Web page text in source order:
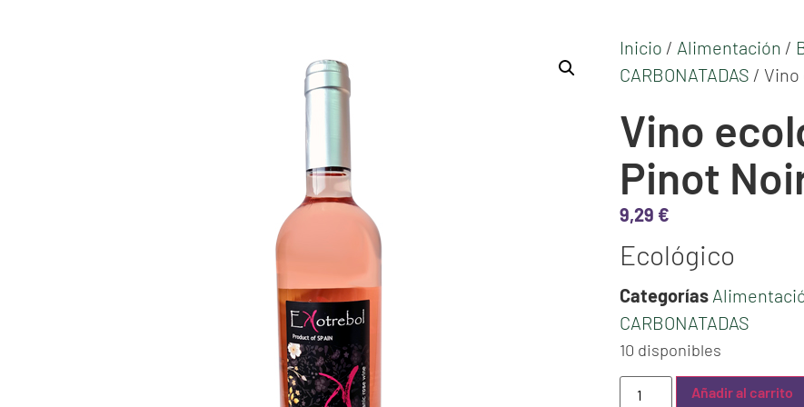
Inicio / Alimentación /
CARBONATADAS / Vino
Vino
Pinot
9,29 €
Ecológico
Categorías
CARBONATADAS
10 disponibles
Añadir al carrito